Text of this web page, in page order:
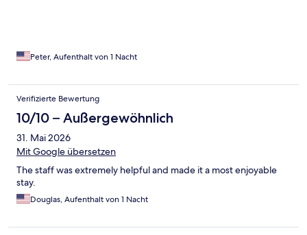
Peter, Aufenthalt von 1 Nacht
Verifizierte Bewertung
10/10 – Außergewöhnlich
31. Mai 2026
Mit Google übersetzen
The staff was extremely helpful and made it a most enjoyable
stay.
Douglas, Aufenthalt von 1 Nacht